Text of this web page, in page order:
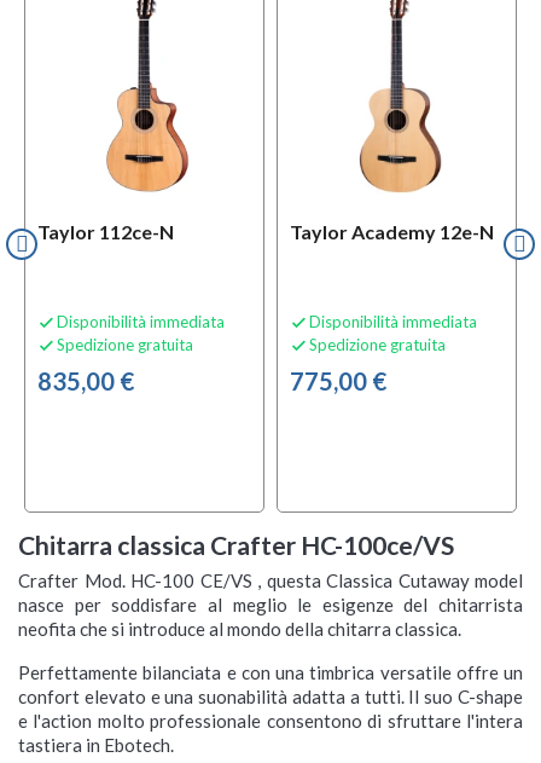
Taylor 112ce-N
 Disponibilità immediata
 Spedizione gratuita
835,00 €
Taylor Academy 12e-N
 Disponibilità immediata
 Spedizione gratuita
775,00 €
Chitarra classica Crafter HC-100ce/VS
Crafter Mod. HC-100 CE/VS , questa Classica Cutaway model
nasce per soddisfare al meglio le esigenze del chitarrista
neofita che si introduce al mondo della chitarra classica.
Perfettamente bilanciata e con una timbrica versatile offre un
confort elevato e una suonabilità adatta a tutti. Il suo C-shape
e l'action molto professionale consentono di sfruttare l'intera
tastiera in Ebotech.